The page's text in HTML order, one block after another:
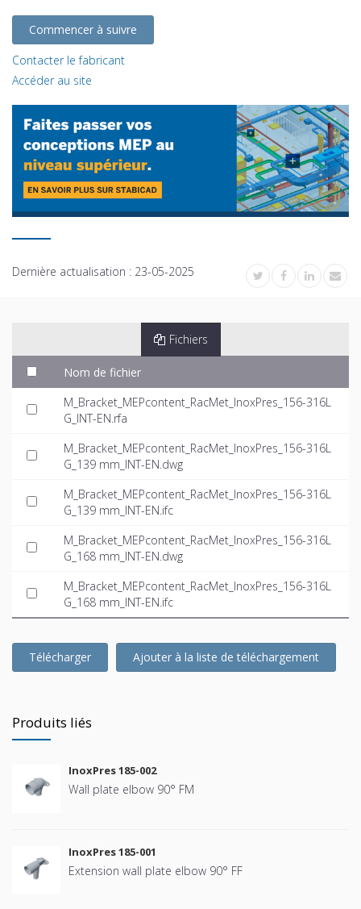
Commencer à suivre
Contacter le fabricant
Accéder au site
Dernière actualisation : 23-05-2025
Fichiers
Nom de fichier
M_Bracket_MEPcontent_RacMet_InoxPres_156-316L
G_INT-EN.rfa
M_Bracket_MEPcontent_RacMet_InoxPres_156-316L
G_139 mm_INT-EN.dwg
M_Bracket_MEPcontent_RacMet_InoxPres_156-316L
G_139 mm_INT-EN.ifc
M_Bracket_MEPcontent_RacMet_InoxPres_156-316L
G_168 mm_INT-EN.dwg
M_Bracket_MEPcontent_RacMet_InoxPres_156-316L
G_168 mm_INT-EN.ifc
Télécharger Ajouter à la liste de téléchargement
Produits liés
InoxPres 185-002
Wall plate elbow 90° FM
InoxPres 185-001
Extension wall plate elbow 90° FF